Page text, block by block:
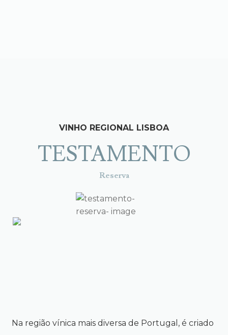
VINHO REGIONAL LISBOA
TESTAMENTO
Reserva
Na região vínica mais diversa de Portugal, é criado